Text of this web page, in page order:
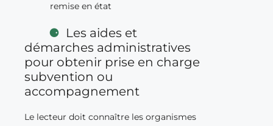
remise en état
Les aides et
démarches administratives
pour obtenir prise en charge
subvention ou
accompagnement
Le lecteur doit connaître les organismes